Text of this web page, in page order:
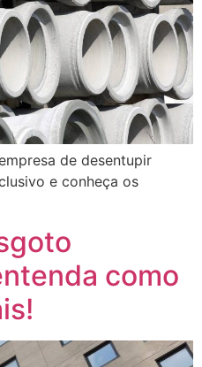
de desentupir
e conheça os
como